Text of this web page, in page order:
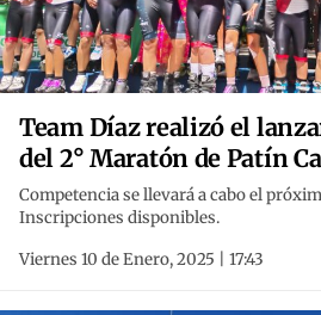
Team Díaz realizó el
del 2° Maratón de Patín
Competencia se llevará a cabo el
Inscripciones disponibles.
Viernes 10 de Enero, 2025 | 17:43